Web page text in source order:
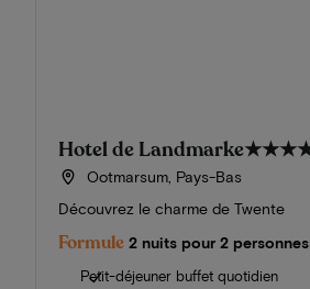
Hotel de Landmarke
Ootmarsum, Pays-Bas
Découvrez le charme de Twente
Formule 2 nuits pour 2
Petit-déjeuner buffet quotidien